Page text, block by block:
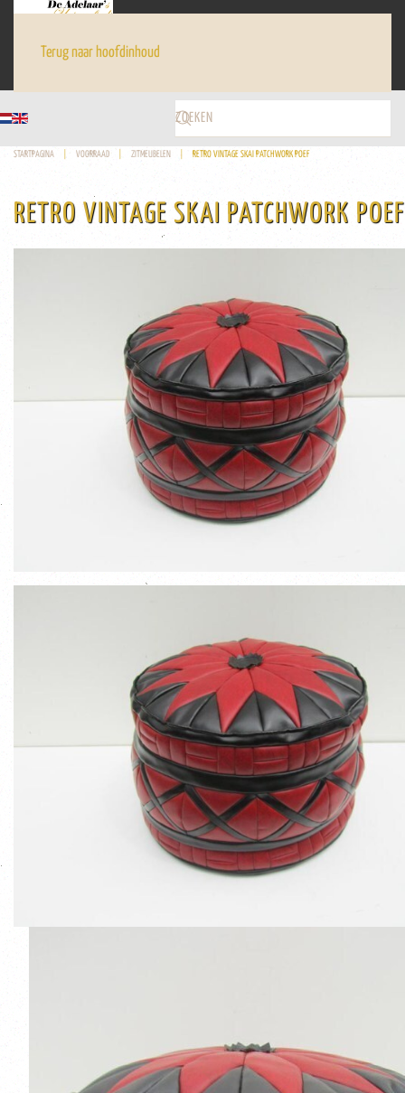
Terug naar hoofdinhoud
STARTPAGINA VOORRAAD ZITMEUBELEN RETRO VINTAGE SKAI PATCHWORK POEF
RETRO VINTAGE SKAI PATCHWORK POEF